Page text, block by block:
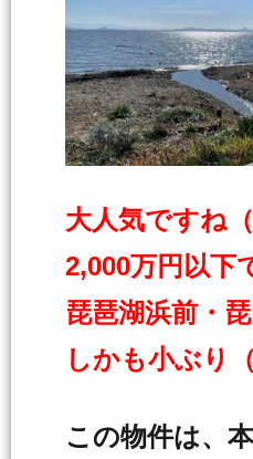
大人気ですね
2,000万円以
琵琶湖浜前・
しかも小ぶり（
この物件は、